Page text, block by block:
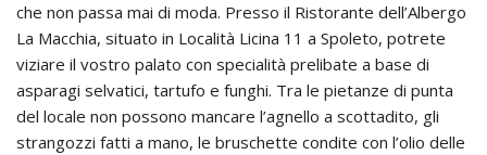
che non passa mai di moda. Presso il Ristorante dell’Albergo
La Macchia, situato in Località Licina 11 a Spoleto, potrete
viziare il vostro palato con specialità prelibate a base di
asparagi selvatici, tartufo e funghi. Tra le pietanze di punta
del locale non possono mancare l’agnello a scottadito, gli
strangozzi fatti a mano, le bruschette condite con l’olio delle